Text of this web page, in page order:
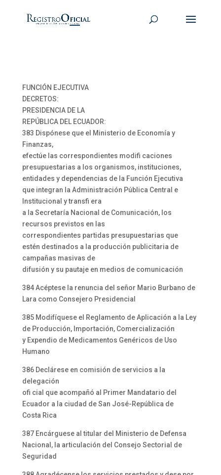
FUNCIÓN EJECUTIVA
DECRETOS:
PRESIDENCIA DE LA
REPÚBLICA DEL ECUADOR:
383 Dispónese que el Ministerio de Economía y
Finanzas,
efectúe las correspondientes modifi caciones
presupuestarias a los organismos, instituciones,
entidades y dependencias de la Función Ejecutiva
que integran la Administración Pública Central e
Institucional y transfi era
a la Secretaría Nacional de Comunicación, los
recursos previstos en las
correspondientes partidas presupuestarias que
estén destinados a la producción publicitaria de
campañas masivas de
difusión y su pautaje en medios de comunicación
384 Acéptese la renuncia del señor Mario Burbano de
Lara como Consejero Presidencial
385 Modifíquese el Reglamento de Aplicación a la Ley
de Producción, Importación, Comercialización
y Expendio de Medicamentos Genéricos de Uso
Humano
386 Declárese en comisión de servicios a la
delegación
ofi cial que acompañó al Primer Mandatario del
Ecuador a la ciudad de San José-República de
Costa Rica
387 Encárguese al titular del Ministerio de Defensa
Nacional, la articulación del Consejo Sectorial de
Seguridad